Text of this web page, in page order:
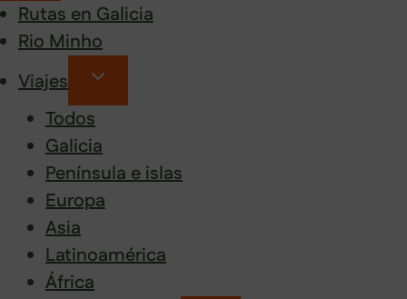
Rutas en Galicia
Rio Minho
Viajes
Todos
Galicia
Península e islas
Europa
Asia
Latinoamérica
África